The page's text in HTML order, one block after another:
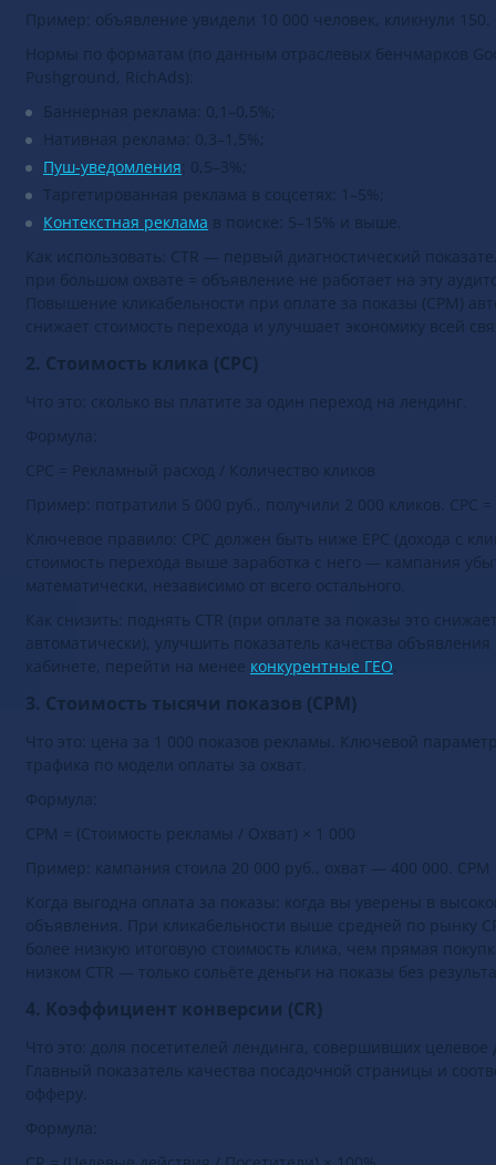
Пример: объявление увидели 10 000 человек, кликнули 150.
Нормы по форматам (по данным отраслевых бенчмарков
Pushground, RichAds):
Баннерная реклама: 0,1–0,5%;
Нативная реклама: 0,3–1,5%;
Пуш-уведомления
Таргетированная реклама в соцсетях: 1–5%;
Контекстная реклама
Как использовать: CTR — первый диагностический
при большом охвате = объявление не работает на эту
Повышение кликабельности при оплате за показы (CPM)
снижает стоимость перехода и улучшает экономику всей
2. Стоимость клика (CPC)
Что это: сколько вы платите за один переход на лендинг.
Формула:
CPC = Рекламный расход / Количество кликов
Пример: потратили 5 000 руб., получили 2 000 кликов. CPC
Ключевое правило: CPC должен быть ниже EPC (дохода с
стоимость перехода выше заработка с него — кампания
Как снизить: поднять CTR (при оплате за показы это
автоматически), улучшить показатель качества
кабинете, перейти на менее
конкурентные ГЕО
3. Стоимость тысячи показов (CPM)
Что это: цена за 1 000 показов рекламы. Ключевой
трафика по модели оплаты за охват.
Формула:
CPM = (Стоимость рекламы / Охват) × 1 000
Пример: кампания стоила 20 000 руб., охват — 400 000. CPM
Когда выгодна оплата за показы: когда вы уверены в
объявления. При кликабельности выше средней по рынку
более низкую итоговую стоимость клика, чем прямая
низком CTR — только сольёте деньги на показы без
4. Коэффициент конверсии (CR)
Что это: доля посетителей лендинга, совершивших целевое
Главный показатель качества посадочной страницы и
офферу.
Формула:
ДОБАВИТЬ:
Конференцию